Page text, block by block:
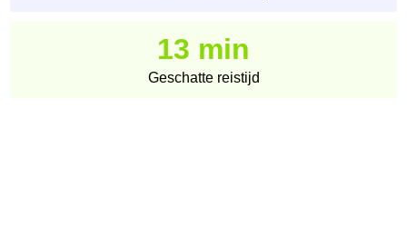
13 min
Geschatte reistijd